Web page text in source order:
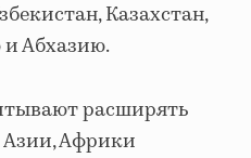
Казахстан,
Абхазию.
расширять
Азии, Африки